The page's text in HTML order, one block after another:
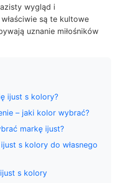
wygląd i
są te kultowe
uznanie miłośników
ijust s kolory?
– jaki kolor wybrać?
markę ijust?
s kolory do własnego
s kolory